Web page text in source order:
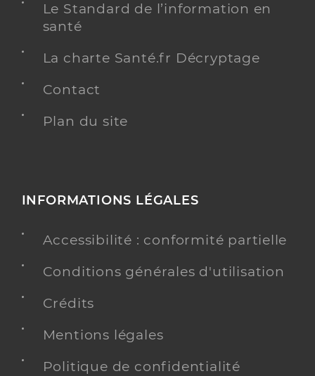
Le Standard de l’information en
santé
La charte Santé.fr Décryptage
Contact
Plan du site
INFORMATIONS LÉGALES
Accessibilité : conformité partielle
Conditions générales d'utilisation
Crédits
Mentions légales
Politique de confidentialité